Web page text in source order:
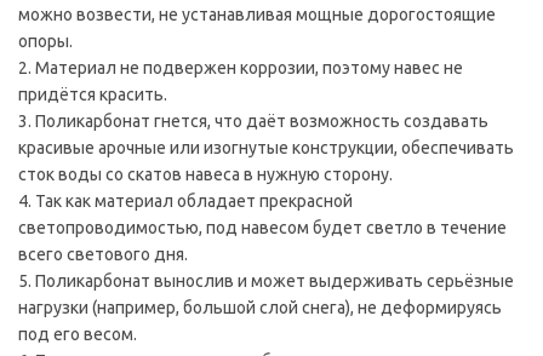
можно возвести, не устанавливая мощные дорогостоящие
опоры.
2. Материал не подвержен коррозии, поэтому навес не
придётся красить.
3. Поликарбонат гнется, что даёт возможность создавать
красивые арочные или изогнутые конструкции, обеспечивать
сток воды со скатов навеса в нужную сторону.
4. Так как материал обладает прекрасной
светопроводимостью, под навесом будет светло в течение
всего светового дня.
5. Поликарбонат вынослив и может выдерживать серьёзные
нагрузки (например, большой слой снега), не деформируясь
под его весом.